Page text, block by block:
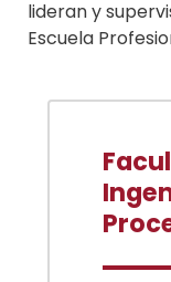
lideran y
Escuela